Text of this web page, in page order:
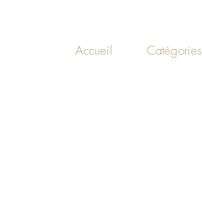
Accueil Catégories